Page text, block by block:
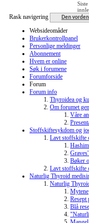
Siste
av
Rask navigering Den
Websideomåder
Brukerkontrollpanel
Personlige meldinger
Abonnement
Hvem er online
Søk i forumene
Forumforside
Forum
Forum info
Thyroidea og
Om forumet
Våre
Stoffskiftesykdom og
Lavt stoffskifte
Bøker
Lavt stoffskifte
Naturlig Thyroid
Naturlig
Mytene
Blå